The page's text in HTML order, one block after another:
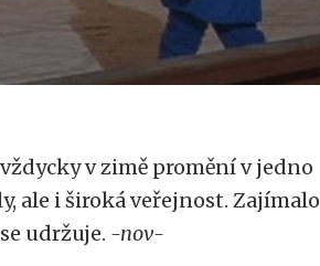
v zimě promění v jedno
ale i široká veřejnost. Zajímalo
udržuje. -nov-